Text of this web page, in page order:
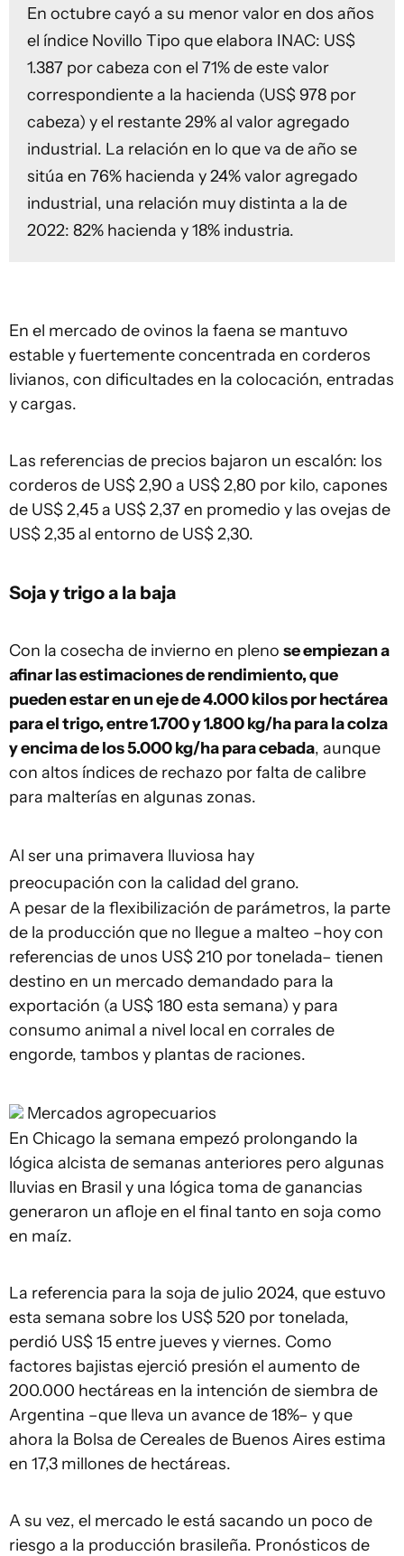
En octubre cayó a su menor valor en dos años
el índice Novillo Tipo que elabora INAC: US$
1.387 por cabeza con el 71% de este valor
correspondiente a la hacienda (US$ 978 por
cabeza) y el restante 29% al valor agregado
industrial. La relación en lo que va de año se
sitúa en 76% hacienda y 24% valor agregado
industrial, una relación muy distinta a la de
2022: 82% hacienda y 18% industria.
En el mercado de ovinos la faena se mantuvo
estable y fuertemente concentrada en corderos
livianos, con dificultades en la colocación, entradas
y cargas.
Las referencias de precios bajaron un escalón: los
corderos de US$ 2,90 a US$ 2,80 por kilo, capones
de US$ 2,45 a US$ 2,37 en promedio y las ovejas de
US$ 2,35 al entorno de US$ 2,30.
Soja y trigo a la baja
Con la cosecha de invierno en pleno se empiezan a
afinar las estimaciones de rendimiento, que
pueden estar en un eje de 4.000 kilos por hectárea
para el trigo, entre 1.700 y 1.800 kg/ha para la colza
y encima de los 5.000 kg/ha para cebada, aunque
con altos índices de rechazo por falta de calibre
para malterías en algunas zonas.
Al ser una primavera lluviosa hay
preocupación con la calidad del grano.
A pesar de la flexibilización de parámetros, la parte
de la producción que no llegue a malteo –hoy con
referencias de unos US$ 210 por tonelada– tienen
destino en un mercado demandado para la
exportación (a US$ 180 esta semana) y para
consumo animal a nivel local en corrales de
engorde, tambos y plantas de raciones.
Mercados agropecuarios
En Chicago la semana empezó prolongando la
lógica alcista de semanas anteriores pero algunas
lluvias en Brasil y una lógica toma de ganancias
generaron un afloje en el final tanto en soja como
en maíz.
La referencia para la soja de julio 2024, que estuvo
esta semana sobre los US$ 520 por tonelada,
perdió US$ 15 entre jueves y viernes. Como
factores bajistas ejerció presión el aumento de
200.000 hectáreas en la intención de siembra de
Argentina –que lleva un avance de 18%– y que
ahora la Bolsa de Cereales de Buenos Aires estima
en 17,3 millones de hectáreas.
A su vez, el mercado le está sacando un poco de
riesgo a la producción brasileña. Pronósticos de